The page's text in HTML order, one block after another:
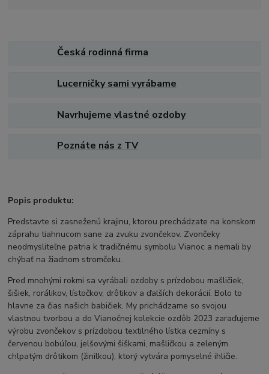
Česká rodinná firma
Lucerničky sami vyrábame
Navrhujeme vlastné ozdoby
Poznáte nás z TV
Popis produktu:
Predstavte si zasneženú krajinu, ktorou prechádzate na konskom
záprahu tiahnucom sane za zvuku zvončekov. Zvončeky
neodmysliteľne patria k tradičnému symbolu Vianoc a nemali by
chýbať na žiadnom stromčeku.
Pred mnohými rokmi sa vyrábali ozdoby s prízdobou mašličiek,
šišiek, rorálikov, lístočkov, drôtikov a ďalších dekorácií. Bolo to
hlavne za čias našich babičiek. My prichádzame so svojou
vlastnou tvorbou a do Vianočnej kolekcie ozdôb 2023 zaraďujeme
výrobu zvončekov s prízdobou textilného lístka cezmíny s
červenou bobúľou, jelšovými šiškami, mašličkou a zeleným
chlpatým drôtikom (žinilkou), ktorý vytvára pomyselné ihličie.